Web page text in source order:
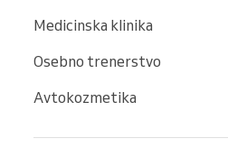
Medicinska klinika
Osebno trenerstvo
Avtokozmetika